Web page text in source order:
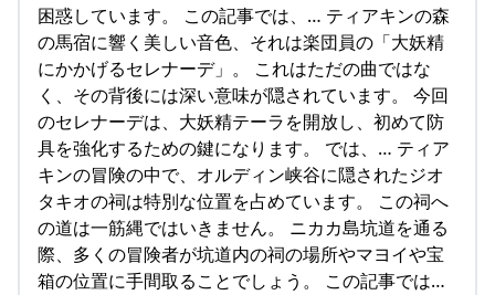
困惑しています。 この記事では、… ティアキンの森
の馬宿に響く美しい音色、それは楽団員の「大妖精
にかかげるセレナーデ」。 これはただの曲ではな
く、その背後には深い意味が隠されています。 今回
のセレナーデは、大妖精テーラを開放し、初めて防
具を強化するための鍵になります。 では、… ティア
キンの冒険の中で、オルディン峡谷に隠されたジオ
タキオの祠は特別な位置を占めています。 この祠へ
の道は一筋縄ではいきません。 ニカカ島坑道を通る
際、多くの冒険者が坑道内の祠の場所やマヨイや宝
箱の位置に手間取ることでしょう。 この記事では…